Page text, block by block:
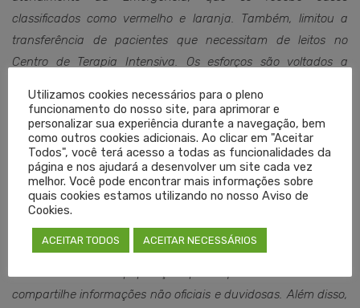
classificados como vermelho e laranja. Também, limitou a
transferência de pacientes que necessitam de leitos no
Centro de Terapia Intensiva. Os esforços são voltados a
melhores desfechos possíveis. Familiares de pacientes com
Covid-19 não circulam pelo hospital e são orientados a
permanecer em casa, uma vez que as visitas são vedadas
nesses casos.
O Hospital Moinhos de Vento reforça que esse tipo de
conteúdo é irresponsável e fere princípios legais, pois expõe
pacientes da instituição sem autorização de uso da imagem.
compartilhe informações não oficiais e duvidosas. Além disso,
Utilizamos cookies necessários para o pleno
funcionamento do nosso site, para aprimorar e
personalizar sua experiência durante a navegação, bem
como outros cookies adicionais. Ao clicar em "Aceitar
Todos", você terá acesso a todas as funcionalidades da
página e nos ajudará a desenvolver um site cada vez
melhor. Você pode encontrar mais informações sobre
quais cookies estamos utilizando no nosso Aviso de
Cookies.
ACEITAR TODOS ACEITAR NECESSÁRIOS